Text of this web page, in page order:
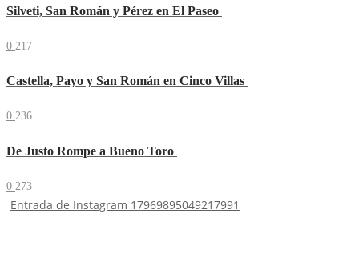
Silveti, San Román y Pérez en El Paseo
0 217
Castella, Payo y San Román en Cinco Villas
0 236
De Justo Rompe a Bueno Toro
0 273
Entrada de Instagram 17969895049217991